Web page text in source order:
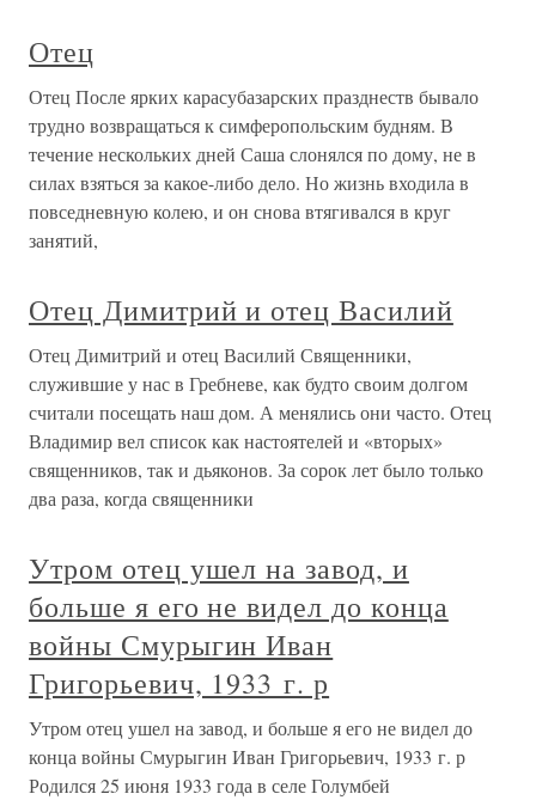
Отец
Отец После ярких карасубазарских празднеств бывало
трудно возвращаться к симферопольским будням. В
течение нескольких дней Саша слонялся по дому, не в
силах взяться за какое-либо дело. Но жизнь входила в
повседневную колею, и он снова втягивался в круг
занятий,
Отец Димитрий и отец Василий
Отец Димитрий и отец Василий Священники,
служившие у нас в Гребневе, как будто своим долгом
считали посещать наш дом. А менялись они часто. Отец
Владимир вел список как настоятелей и «вторых»
священников, так и дьяконов. За сорок лет было только
два раза, когда священники
Утром отец ушел на завод, и
больше я его не видел до конца
войны Смурыгин Иван
Григорьевич, 1933 г. р
Утром отец ушел на завод, и больше я его не видел до
конца войны Смурыгин Иван Григорьевич, 1933 г. р
Родился 25 июня 1933 года в селе Голумбей